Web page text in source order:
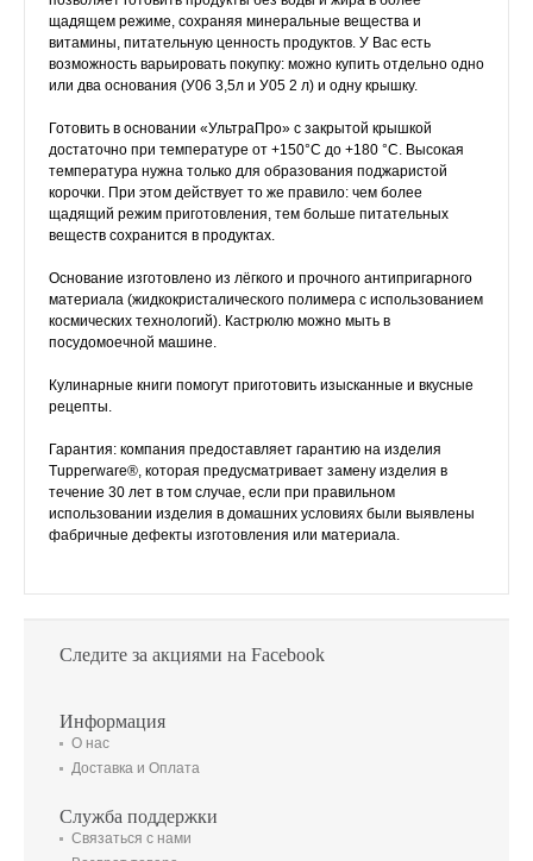
щадящем режиме, сохраняя минеральные вещества и
витамины, питательную ценность продуктов. У Вас есть
возможность варьировать покупку: можно купить отдельно одно
или два основания (У06 3,5л и У05 2 л) и одну крышку.
Готовить в основании «УльтраПро» с закрытой крышкой
достаточно при температуре от +150°C до +180 °С. Высокая
температура нужна только для образования поджаристой
корочки. При этом действует то же правило: чем более
щадящий режим приготовления, тем больше питательных
веществ сохранится в продуктах.
Основание изготовлено из лёгкого и прочного антипригарного
материала (жидкокристалического полимера с использованием
космических технологий). Кастрюлю можно мыть в
посудомоечной машине.
Кулинарные книги помогут приготовить изысканные и вкусные
рецепты.
Гарантия: компания предоставляет гарантию на изделия
Tupperware®, которая предусматривает замену изделия в
течение 30 лет в том случае, если при правильном
использовании изделия в домашних условиях были выявлены
фабричные дефекты изготовления или материала.
Следите за акциями на Facebook
Информация
О нас
Доставка и Оплата
Служба поддержки
Связаться с нами